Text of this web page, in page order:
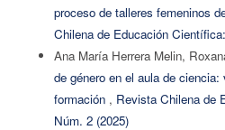
proceso de talleres femeninos
Chilena de Educación
Ana María Herrera Melin,
de género en el aula de
formación , Revista Chilena de
Núm. 2 (2025)